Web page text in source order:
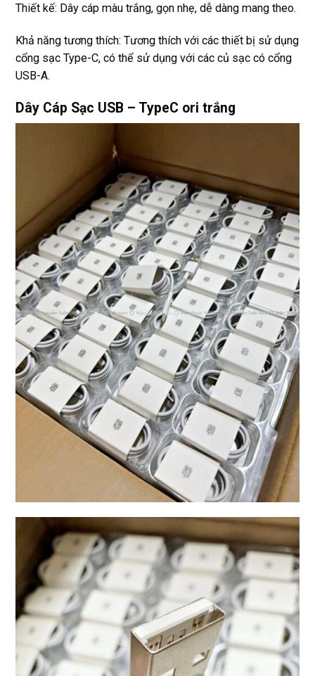
Thiết kế: Dây cáp màu trắng, gọn nhẹ, dễ dàng mang theo.
Khả năng tương thích: Tương thích với các thiết bị sử dụng
cổng sạc Type-C, có thể sử dụng với các củ sạc có cổng
USB-A.
Dây Cáp Sạc USB – TypeC ori trắng